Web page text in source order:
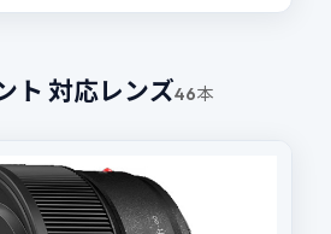
ト 対応レンズ46本